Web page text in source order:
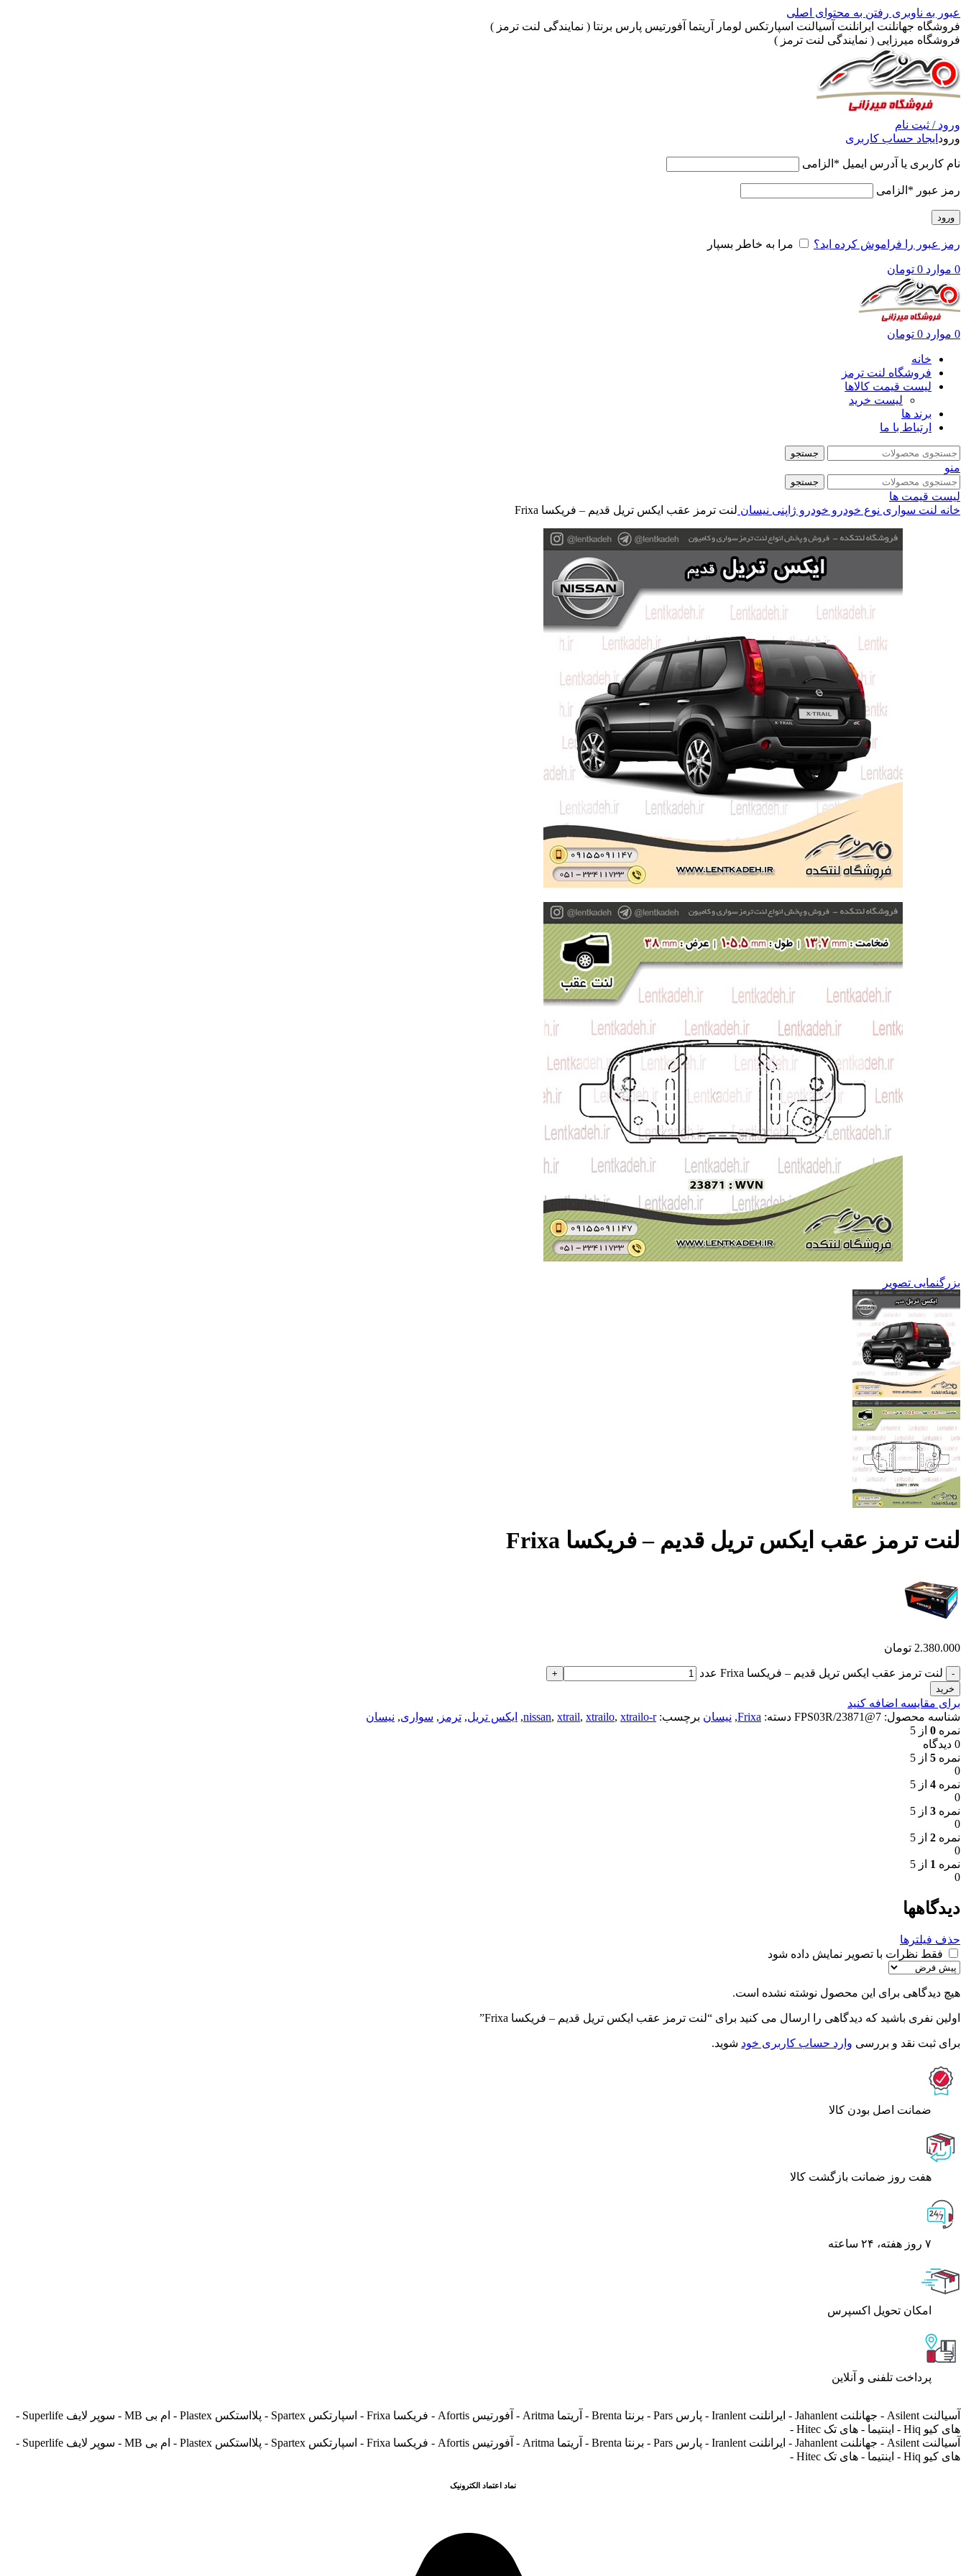
عبور به ناوبری رفتن به محتوای اصلی
فروشگاه جهانلنت ایرانلنت آسیالنت اسپارتکس لومار آریتما آفورتیس پارس برنتا ( نمایندگی لنت ترمز )
فروشگاه میرزایی ( نمایندگی لنت ترمز )
ورود / ثبت نام
ورود ایجاد حساب کاربری
نام کاربری یا آدرس ایمیل * الزامی
رمز عبور * الزامی
ورود
رمز عبور را فراموش کرده اید؟ مرا به خاطر بسپار
0 موارد 0 تومان
0 موارد 0 تومان
خانه
فروشگاه لنت ترمز
لیست قیمت کالاها
لیست خرید
برند ها
ارتباط با ما
جستجو
منو
جستجو
لیست قیمت ها
خانه لنت سواری نوع خودرو خودرو ژاپنی نیسان لنت ترمز عقب ایکس تریل قدیم – فریکسا Frixa
بزرگنمایی تصویر
لنت ترمز عقب ایکس تریل قدیم – فریکسا Frixa
2.380.000 تومان
لنت ترمز عقب ایکس تریل قدیم – فریکسا Frixa عدد
خرید
برای مقایسه اضافه کنید
شناسه محصول: 7@FPS03R/23871 دسته: Frixa
, نیسان برچسب: nissan, xtrail, xtrailo, xtrailo-r
, ایکس تریل, ترمز , سواری, نیسان
نمره 0 از 5
0 دیدگاه
نمره 5 از 5
0
نمره 4 از 5
0
نمره 3 از 5
0
نمره 2 از 5
0
نمره 1 از 5
0
دیدگاهها
حذف فیلترها
فقط نظرات با تصویر نمایش داده شود
هیچ دیدگاهی برای این محصول نوشته نشده است.
اولین نفری باشید که دیدگاهی را ارسال می کنید برای “لنت ترمز عقب ایکس تریل قدیم – فریکسا Frixa”
برای ثبت نقد و بررسی وارد حساب کاربری خود شوید.
ﺿﻤﺎﻧﺖ اﺻﻞ ﺑﻮدن ﮐﺎﻟﺎ
هفت روز ضمانت بازگشت کالا
۷ روز ﻫﻔﺘﻪ، ۲۴ ﺳﺎﻋﺘﻪ
اﻣﮑﺎن ﺗﺤﻮﯾﻞ اﮐﺴﭙﺮس
پرداخت تلفنی و آنلاین
آسیالنت Asilent - جهانلنت Jahanlent - ایرانلنت Iranlent - پارس Pars - برنتا Brenta - آریتما Aritma - آفورتیس Afortis - فریکسا Frixa - اسپارتکس Spartex - پلااستکس Plastex - ام بی MB - سوپر لایف Superlife -
های کیو Hiq - اینتیما - های تک Hitec -
آسیالنت Asilent - جهانلنت Jahanlent - ایرانلنت Iranlent - پارس Pars - برنتا Brenta - آریتما Aritma - آفورتیس Afortis - فریکسا Frixa - اسپارتکس Spartex - پلااستکس Plastex - ام بی MB - سوپر لایف Superlife -
های کیو Hiq - اینتیما - های تک Hitec -
نماد اعتماد الکترونیک